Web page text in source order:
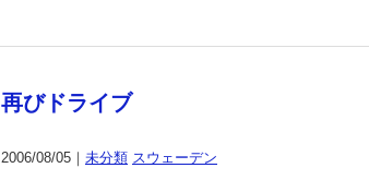
再びドライブ
2006/08/05｜ 未分類 スウェーデン